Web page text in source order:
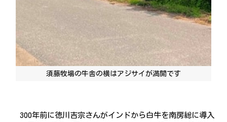
須藤牧場の牛舎の横はアジサイが満開です
300年前に徳川吉宗さんがインドから白牛を南房総に導入